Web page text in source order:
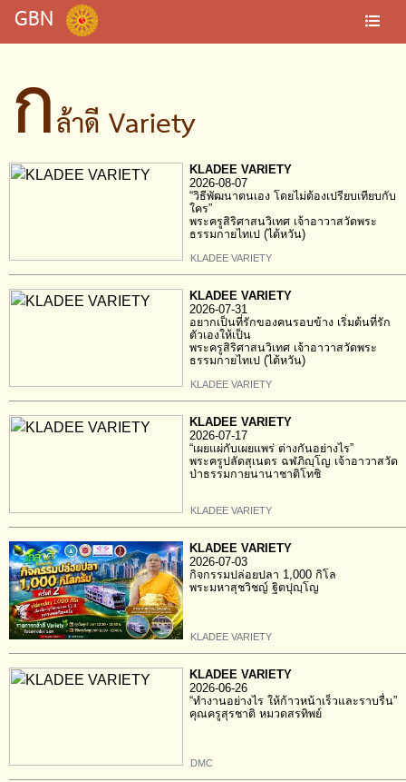
GBN
กล้าดี Variety
KLADEE VARIETY
2026-08-07
“วิธีพัฒนาตนเอง โดยไม่ต้องเปรียบเทียบกับ
ใคร”
พระครูสิริศาสนวิเทศ เจ้าอาวาสวัดพระ
ธรรมกายไทเป (ไต้หวัน)
KLADEE VARIETY
KLADEE VARIETY
2026-07-31
อยากเป็นที่รักของคนรอบข้าง เริ่มต้นที่รัก
ตัวเองให้เป็น
พระครูสิริศาสนวิเทศ เจ้าอาวาสวัดพระ
ธรรมกายไทเป (ไต้หวัน)
KLADEE VARIETY
KLADEE VARIETY
2026-07-17
“เผยแผ่กับเผยแพร่ ต่างกันอย่างไร”
พระครูปลัดสุเนตร ฉฬภิญฺโญ เจ้าอาวาสวัด
ป่าธรรมกายนานาชาติโทชิ
KLADEE VARIETY
KLADEE VARIETY
2026-07-03
กิจกรรมปล่อยปลา 1,000 กิโล
พระมหาสุชวิชญ์ ฐิตปุญฺโญ
KLADEE VARIETY
KLADEE VARIETY
2026-06-26
“ทำงานอย่างไร ให้ก้าวหน้าเร็วและราบรื่น”
คุณครูสุรชาติ หมวดสรทิพย์
DMC